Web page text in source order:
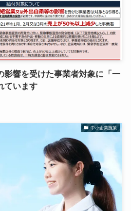
影響を受けた事業者対象に「一
ています
中小企業施策